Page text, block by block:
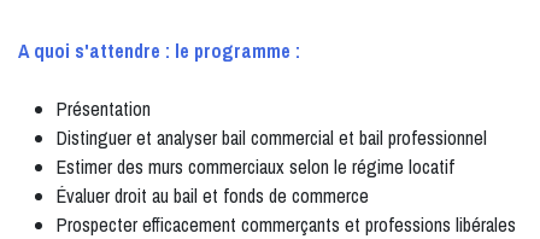
A quoi s'attendre : le programme :
Présentation
Distinguer et analyser bail commercial et bail professionnel
Estimer des murs commerciaux selon le régime locatif
Évaluer droit au bail et fonds de commerce
Prospecter efficacement commerçants et professions libérales